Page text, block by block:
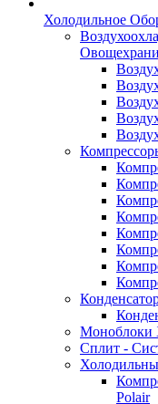
Холодильное
Моноблоки
Сплит -
Polair